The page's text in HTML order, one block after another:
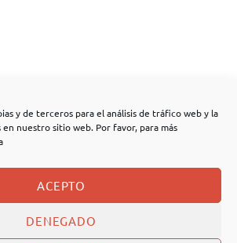
y de terceros para el análisis de tráfico web y la
en nuestro sitio web. Por favor, para más
ACEPTO
DENEGADO